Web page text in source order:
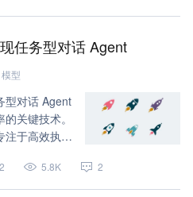
题，既涉及
的区别。虽
但其实有些
决。
任务型对话 Agent
模型
型对话 Agent
关键技术。
注于高效执行
。尽管市场
Bot
面已经取得
5.8K 2